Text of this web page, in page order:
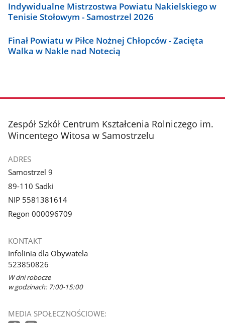
Indywidualne Mistrzostwa Powiatu Nakielskiego w
Tenisie Stołowym - Samostrzel 2026
Finał Powiatu w Piłce Nożnej Chłopców - Zacięta
Walka w Nakle nad Notecią
stopka
Zespół Szkół Centrum Kształcenia Rolniczego im.
Wincentego Witosa w Samostrzelu
ADRES
Samostrzel 9
89-110 Sadki
NIP 5581381614
Regon 000096709
KONTAKT
Infolinia dla Obywatela
523850826
W dni robocze
w godzinach: 7:00-15:00
MEDIA SPOŁECZNOŚCIOWE: